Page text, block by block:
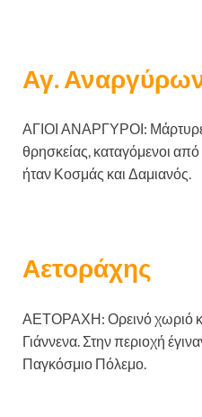
Αγ.
ΑΓΙΟΙ ΑΝΑΡΓΥΡΟΙ:
θρησκείας, καταγόμενοι
ήταν Κοσμάς και Δαμιανός.
Αετοράχης
ΑΕΤΟΡΑΧΗ: Ορεινό χωριό
Γιάννενα. Στην περιοχή
Παγκόσμιο Πόλεμο.